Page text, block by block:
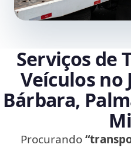
Serviços de
Veículos no
Bárbara,
Procurando